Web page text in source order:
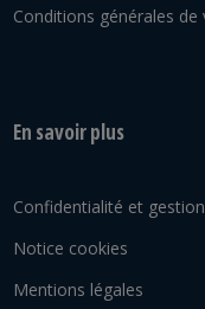
Conditions générales de
En savoir plus
Confidentialité et
Notice cookies
Mentions légales